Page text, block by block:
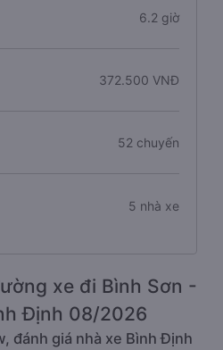
6.2 giờ
372.500 VNĐ
52 chuyến
5 nhà xe
xe đi Bình Sơn -
Định 08/2026
đánh giá nhà xe Bình Định